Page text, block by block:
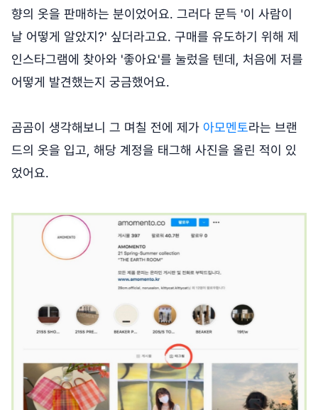
향의 옷을 판매하는 분이었어요. 그러다 문득 '이 사람이
날 어떻게 알았지?' 싶더라고요. 구매를 유도하기 위해 제
인스타그램에 찾아와 '좋아요'를 눌렀을 텐데, 처음에 저를
어떻게 발견했는지 궁금했어요.
곰곰이 생각해보니 그 며칠 전에 제가 아모멘토라는 브랜
드의 옷을 입고, 해당 계정을 태그해 사진을 올린 적이 있
었어요.